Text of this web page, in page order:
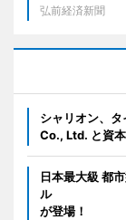
弘前経済新聞
シャリオン、
Co., Ltd. と資
日本最大級 都
ル 1日目に
が登場！ 「